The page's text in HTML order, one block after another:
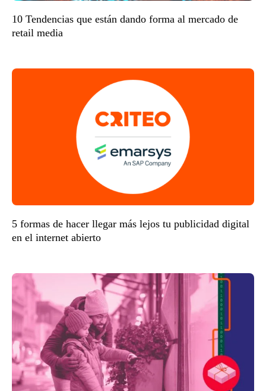
10 Tendencias que están dando forma al mercado de
retail media
5 formas de hacer llegar más lejos tu publicidad digital
en el internet abierto